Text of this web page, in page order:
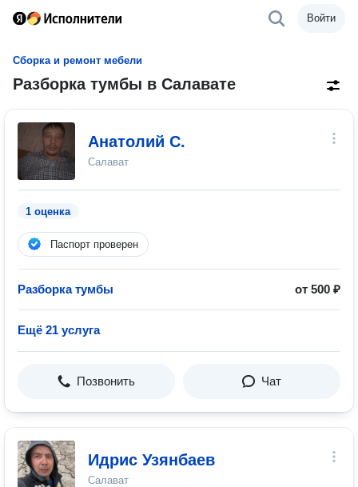
Войти
Сборка и ремонт мебели
Разборка тумбы в Салавате
Анатолий С.
Салават
1 оценка
Паспорт проверен
Разборка тумбы от 500 ₽
Ещё 21 услуга
Позвонить Чат
Идрис Узянбаев
Салават